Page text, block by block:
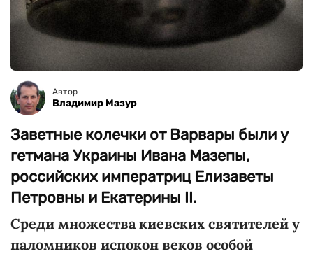
Автор
Владимир Мазур
Заветные колечки от Варвары были у
гетмана Украины Ивана Мазепы,
российских императриц Елизаветы
Петровны и Екатерины II.
Среди множества киевских святителей у
паломников испокон веков особой